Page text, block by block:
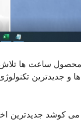
محصول ساعت ها تلاش
و جدیدترین
می کوشد جدیدترین